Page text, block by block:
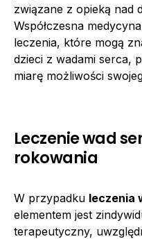
związane z opieką nad
Współczesna
leczenia, które mogą
dzieci z wadami serca,
miarę możliwości
Leczenie wad
rokowania
W przypadku leczenia
elementem jest
terapeutyczny,